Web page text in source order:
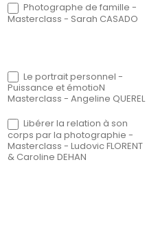
Photographe de famille -
Masterclass - Sarah CASADO
Le portrait personnel -
Puissance et émotioN
Masterclass - Angeline QUEREL
Libérer la relation à son
corps par la photographie -
Masterclass - Ludovic FLORENT
& Caroline DEHAN